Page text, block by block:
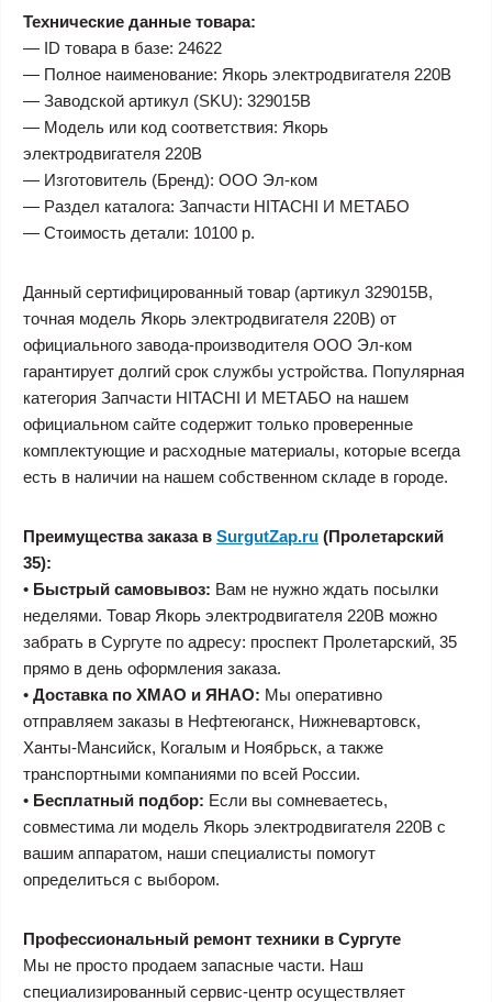
Технические данные товара:
— ID товара в базе: 24622
— Полное наименование: Якорь электродвигателя 220В
— Заводской артикул (SKU): 329015B
— Модель или код соответствия: Якорь
электродвигателя 220В
— Изготовитель (Бренд): ООО Эл-ком
— Раздел каталога: Запчасти HITACHI И МЕТАБО
— Стоимость детали: 10100 р.
Данный сертифицированный товар (артикул 329015B,
точная модель Якорь электродвигателя 220В) от
официального завода-производителя ООО Эл-ком
гарантирует долгий срок службы устройства. Популярная
категория Запчасти HITACHI И МЕТАБО на нашем
официальном сайте содержит только проверенные
комплектующие и расходные материалы, которые всегда
есть в наличии на нашем собственном складе в городе.
Преимущества заказа в SurgutZap.ru (Пролетарский
35):
• Быстрый самовывоз: Вам не нужно ждать посылки
неделями. Товар Якорь электродвигателя 220В можно
забрать в Сургуте по адресу: проспект Пролетарский, 35
прямо в день оформления заказа.
• Доставка по ХМАО и ЯНАО: Мы оперативно
отправляем заказы в Нефтеюганск, Нижневартовск,
Ханты-Мансийск, Когалым и Ноябрьск, а также
транспортными компаниями по всей России.
• Бесплатный подбор: Если вы сомневаетесь,
совместима ли модель Якорь электродвигателя 220В с
вашим аппаратом, наши специалисты помогут
определиться с выбором.
Профессиональный ремонт техники в Сургуте
Мы не просто продаем запасные части. Наш
специализированный сервис-центр осуществляет